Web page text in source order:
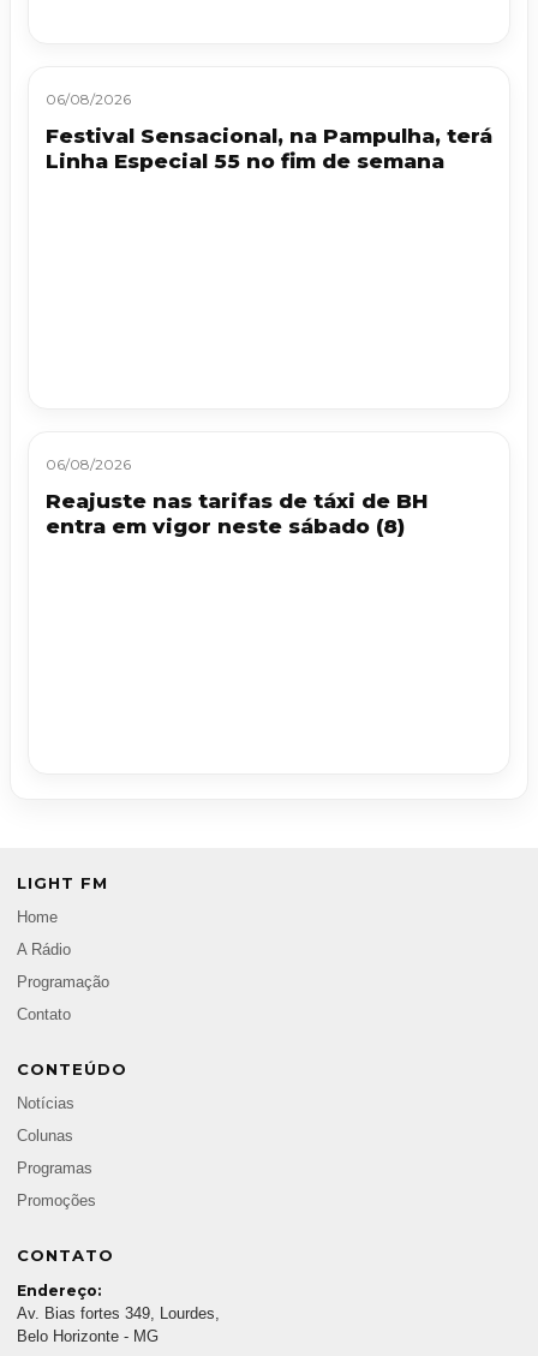
06/08/2026
Festival Sensacional, na Pampulha, terá
Linha Especial 55 no fim de semana
06/08/2026
Reajuste nas tarifas de táxi de BH
entra em vigor neste sábado (8)
LIGHT FM
Home
A Rádio
Programação
Contato
CONTEÚDO
Notícias
Colunas
Programas
Promoções
CONTATO
Endereço:
Av. Bias fortes 349, Lourdes,
Belo Horizonte - MG